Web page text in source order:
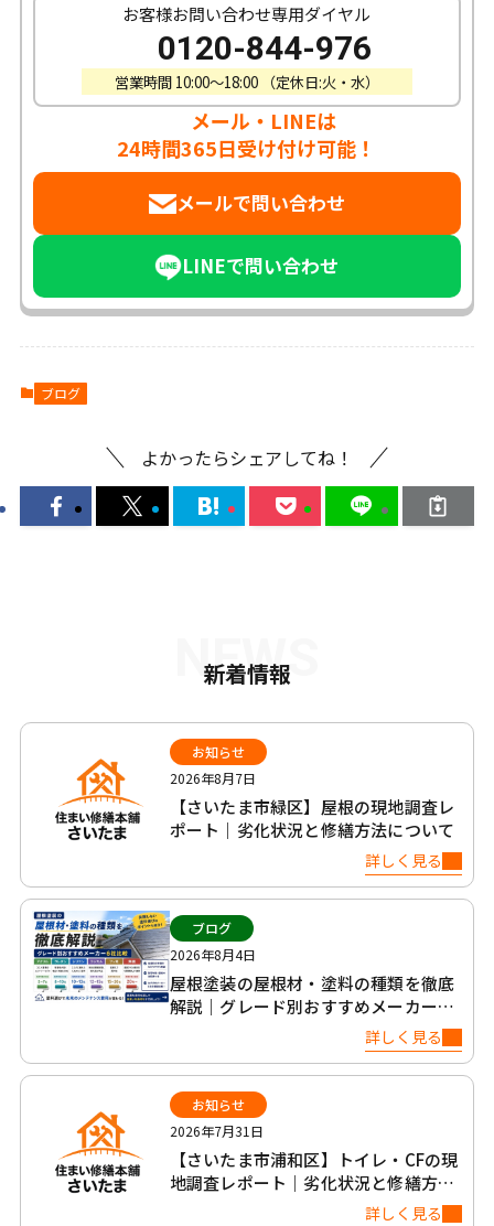
お客様お問い合わせ専用ダイヤル
0120-844-976
営業時間 10:00〜18:00 （定休日:火・水）
メール・LINEは
24時間365日受け付け可能！
メールで問い合わせ
LINEで問い合わせ
ブログ
よかったらシェアしてね！
NEWS
新着情報
お知らせ
2026年8月7日
【さいたま市緑区】屋根の現地調査レ
ポート｜劣化状況と修繕方法について
詳しく見る
ブログ
2026年8月4日
屋根塗装の屋根材・塗料の種類を徹底
解説｜グレード別おすすめメーカー6
詳しく見る
お知らせ
2026年7月31日
【さいたま市浦和区】トイレ・CFの現
地調査レポート｜劣化状況と修繕方法
詳しく見る